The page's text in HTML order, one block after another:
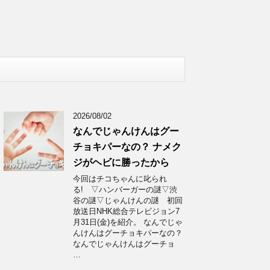
2026/08/02
なんでじゃんけんはグー
チョキパーなの？ ナメク
ジがヘビに勝ったから
今回はチコちゃんに叱られ
る! ▽ハンバーガーの謎▽渋
谷の謎▽じゃんけんの謎 初回
放送日NHK総合テレビジョン7
月31日(金)を紹介。 なんでじゃ
んけんはグーチョキパーなの？
なんでじゃんけんはグーチョ
…